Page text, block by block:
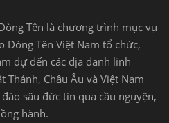
Tên là chương trình mục vụ
Dòng Tên Việt Nam tổ chức,
dự đến các địa danh linh
Thánh, Châu Âu và Việt Nam
sâu đức tin qua cầu nguyện,
hành.